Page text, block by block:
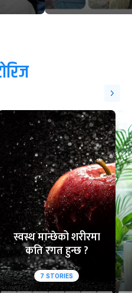
स्वस्थ मान्छेको शरीरमा
कति रगत हुन्छ ?
7 STORIES